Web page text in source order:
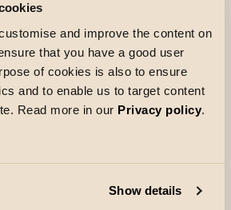
and improve the content on
that you have a good user
of cookies is also to ensure
and to enable us to target content
Read more in our Privacy policy.
Show details
oder gebürstetem Stahl,
42 Grad Streuungswinkel
eingebaut, Ø83 Lochmaß.
in Montagebox für
Schnellklemmen und der